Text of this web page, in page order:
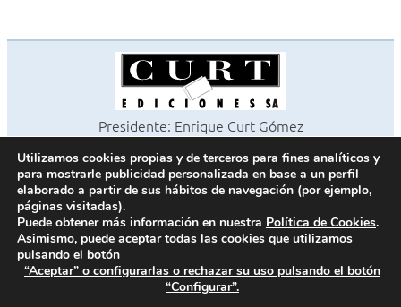
Presidente: Enrique Curt Gómez
©2026 Revista Cocinas y Baños
Todos los derechos reservados
Paseo de Gracia, 63. 1º 2ª. 08008 Barcelona -
Fax 933 183 505
Política de cookies
Utilizamos cookies propias y de terceros para fines analíticos y
para mostrarle publicidad personalizada en base a un perfil
elaborado a partir de sus hábitos de navegación (por ejemplo,
páginas visitadas).
Puede obtener más información en nuestra Política de Cookies.
Asimismo, puede aceptar todas las cookies que utilizamos
pulsando el botón
“Aceptar” o configurarlas o rechazar su uso pulsando el botón
“Configurar”.